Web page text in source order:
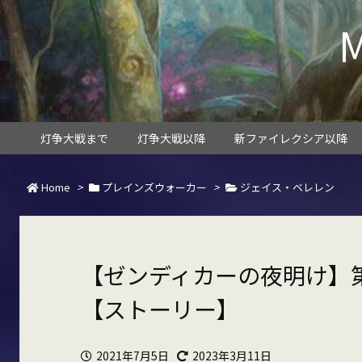
灯争大戦まで 灯争大戦以降 新ファイレクシア以降
Home > プレインズウォーカー > ジェイス・ベレレン
【ゼンディカーの夜明け
【ストーリー】
2021年7月5日 2023年3月11日